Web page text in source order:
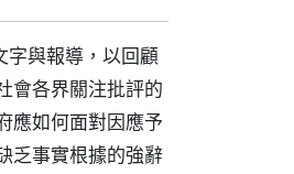
字與報導，以回顧
會各界關注批評的
應如何面對因應予
乏事實根據的強辭